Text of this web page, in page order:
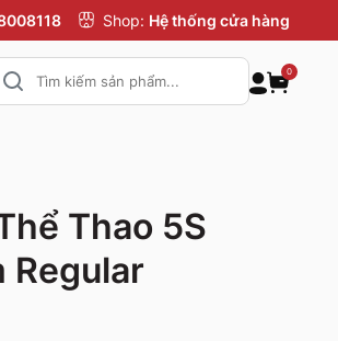
Shop: Hệ thống cửa hàng
0
Thao 5S
Regular